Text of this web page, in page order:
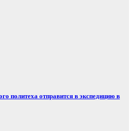
политеха отправится в экспедицию в